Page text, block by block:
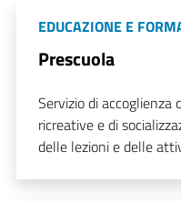
EDUCAZIONE E
Prescuola
Servizio di accoglienza
ricreative e di
delle lezioni e delle